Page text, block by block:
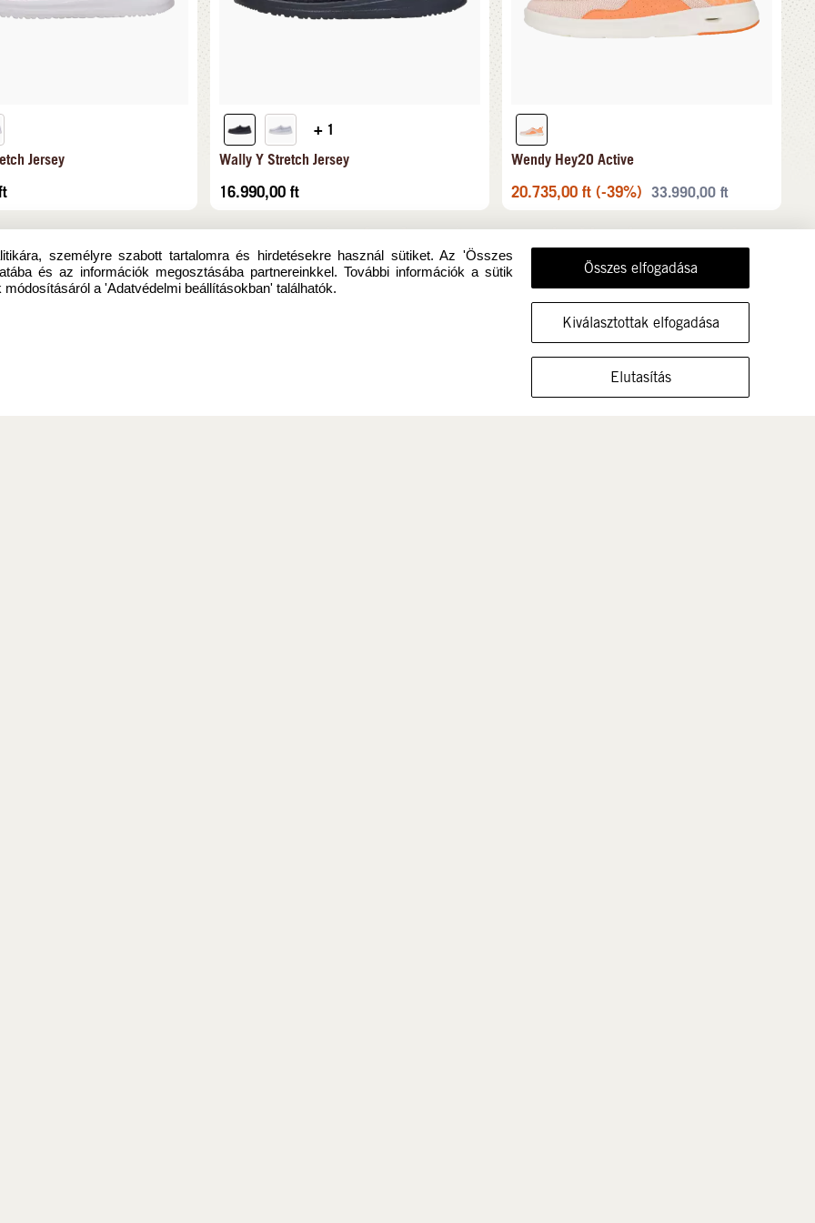
MUTASSA A CIPŐT EBBEN A MÉRETBEN
Jersey
+ 1
Wally Y Stretch Jersey
16.990,00 ft
Wendy Hey2O Active
20.735,00 ft (-39%) 33.990,00 ft
személyre szabott tartalomra és hirdetésekre használ sütiket. Az 'Összes
és az információk megosztásába partnereinkkel. További információk a sütik
a 'Adatvédelmi beállításokban' találhatók.
Összes elfogadása
Kiválasztottak elfogadása
Elutasítás